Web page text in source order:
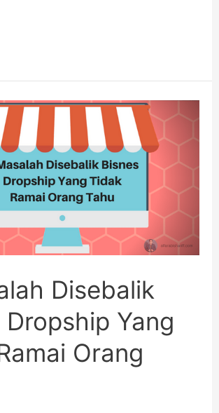
Disebalik
Dropship Yang
Orang